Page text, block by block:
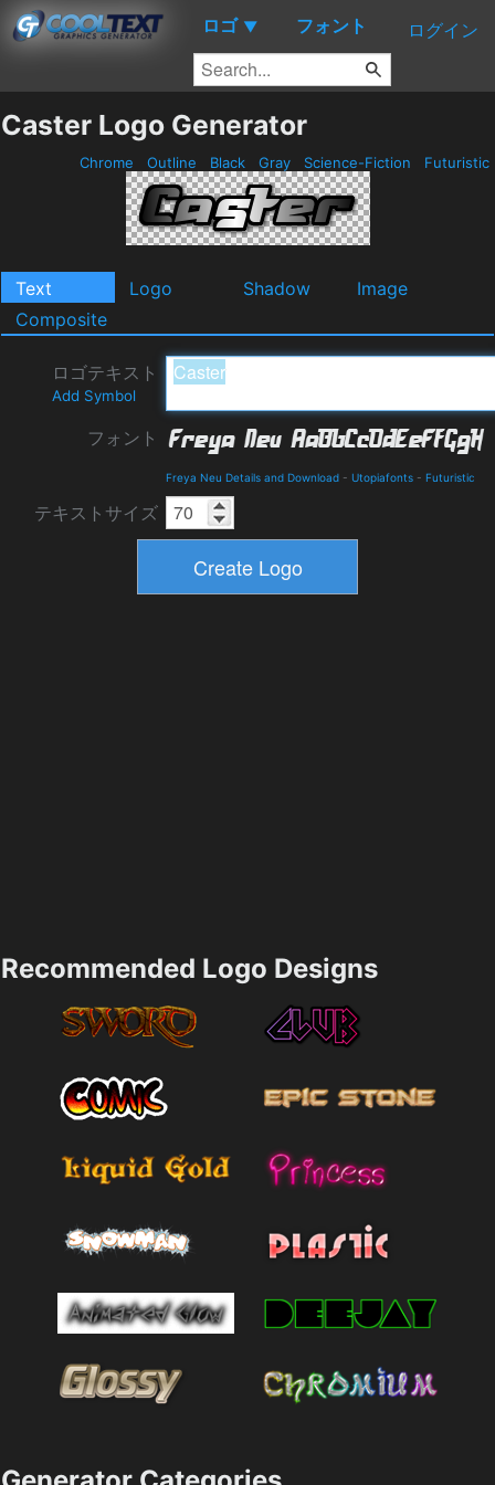
ロゴ ▼ フォント ログイン
Caster Logo Generator
Chrome Outline Black Gray Science-Fiction Futuristic
Text Logo Shadow
Image
Composite
ロゴテキスト
Add Symbol
フォント
Freya Neu Details and Download - Utopiafonts - Futuristic
テキストサイズ
Recommended Logo Designs